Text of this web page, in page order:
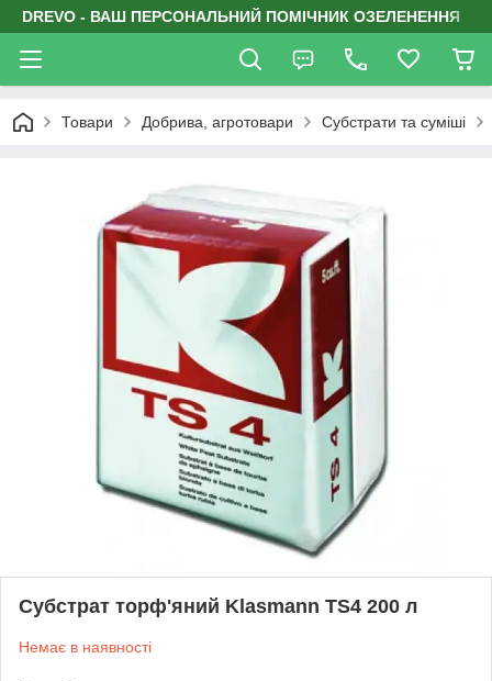
DREVO - ВАШ ПЕРСОНАЛЬНИЙ ПОМІЧНИК ОЗЕЛЕНЕННЯ
Товари Добрива, агротовари Субстрати та суміші
Субстрат торф'яний Klasmann TS4 200 л
Немає в наявності